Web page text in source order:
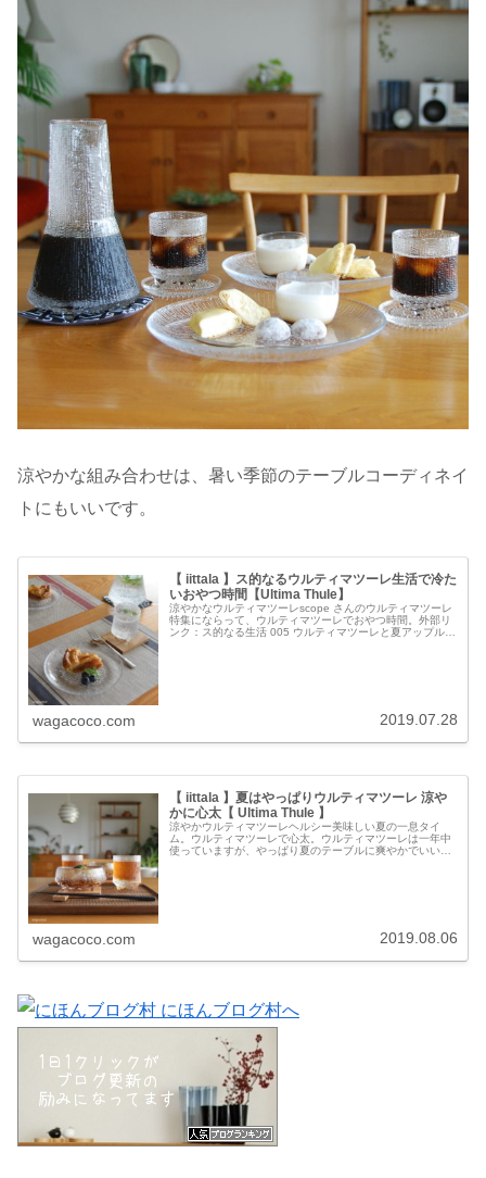
涼やかな組み合わせは、暑い季節のテーブルコーディネイ
トにもいいです。
【 iittala 】ス的なるウルティマツーレ生活で冷た
いおやつ時間【Ultima Thule】
涼やかなウルティマツーレscope さんのウルティマツーレ
特集にならって、ウルティマツーレでおやつ時間。外部リ
ンク：ス的なる生活 005 ウルティマツーレと夏アップルパ
wagacoco.com 2019.07.28
【 iittala 】夏はやっぱりウルティマツーレ 涼や
かに心太【 Ultima Thule 】
涼やかウルティマツーレヘルシー美味しい夏の一息タイ
ム。ウルティマツーレで心太。ウルティマツーレは一年中
使っていますが、やっぱり夏のテーブルに爽やかでいいで
wagacoco.com 2019.08.06